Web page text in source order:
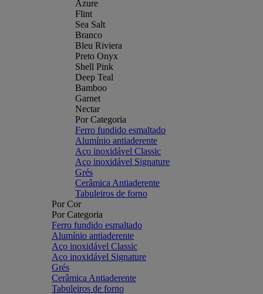
Azure
Flint
Sea Salt
Branco
Bleu Riviera
Preto Onyx
Shell Pink
Deep Teal
Bamboo
Garnet
Nectar
Por Categoria
Ferro fundido esmaltado
Alumínio antiaderente
Aço inoxidável Classic
Aço inoxidável Signature
Grés
Cerâmica Antiaderente
Tabuleiros de forno
Por Cor
Por Categoria
Ferro fundido esmaltado
Alumínio antiaderente
Aço inoxidável Classic
Aço inoxidável Signature
Grés
Cerâmica Antiaderente
Tabuleiros de forno